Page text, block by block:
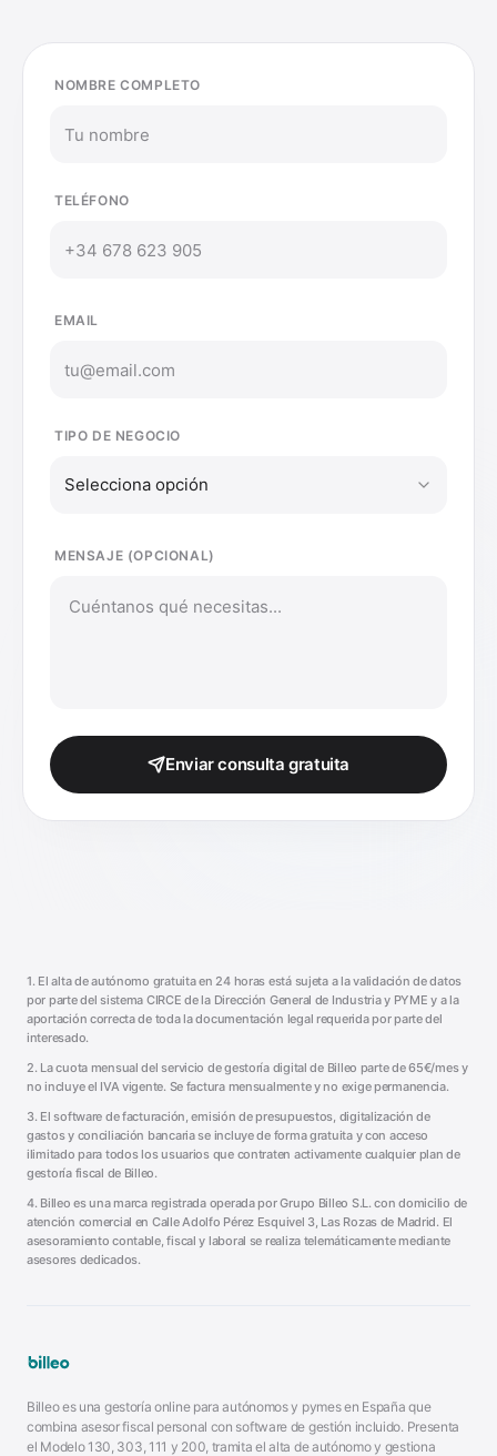
NOMBRE COMPLETO
TELÉFONO
EMAIL
TIPO DE NEGOCIO
Selecciona opción
MENSAJE (OPCIONAL)
Enviar consulta gratuita
1. El alta de autónomo gratuita en 24 horas está sujeta a la validación de datos
por parte del sistema CIRCE de la Dirección General de Industria y PYME y a la
aportación correcta de toda la documentación legal requerida por parte del
interesado.
2. La cuota mensual del servicio de gestoría digital de Billeo parte de 65€/mes y
no incluye el IVA vigente. Se factura mensualmente y no exige permanencia.
3. El software de facturación, emisión de presupuestos, digitalización de
gastos y conciliación bancaria se incluye de forma gratuita y con acceso
ilimitado para todos los usuarios que contraten activamente cualquier plan de
gestoría fiscal de Billeo.
4. Billeo es una marca registrada operada por Grupo Billeo S.L. con domicilio de
atención comercial en Calle Adolfo Pérez Esquivel 3, Las Rozas de Madrid. El
asesoramiento contable, fiscal y laboral se realiza telemáticamente mediante
asesores dedicados.
Billeo es una gestoría online para autónomos y pymes en España que
combina asesor fiscal personal con software de gestión incluido. Presenta
el Modelo 130, 303, 111 y 200, tramita el alta de autónomo y gestiona